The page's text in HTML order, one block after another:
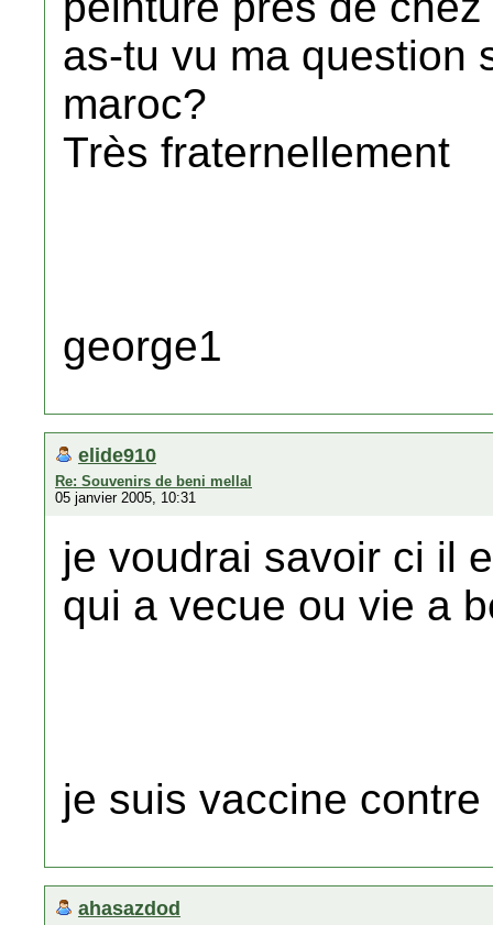
as-tu vu ma question
maroc?
Très fraternellement
george1
elide910
Re: Souvenirs de beni mellal
05 janvier 2005, 10:31
je voudrai savoir ci il
qui a vecue ou vie a
je suis vaccine
ahasazdod